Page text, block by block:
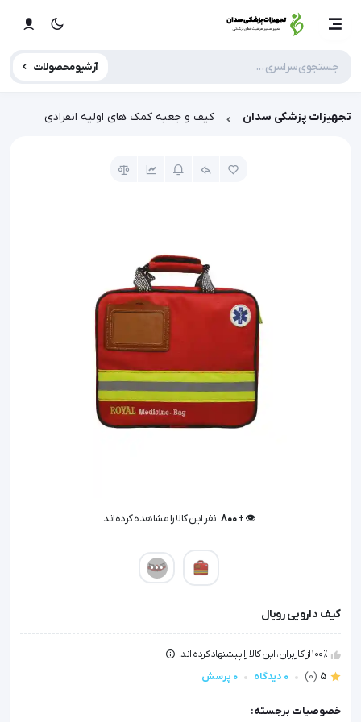
آرشیو محصولات
تجهیزات پزشکی سدان کیف و جعبه کمک های اولیه انفرادی
👁️ +
800 نفر این کالا را مشاهده کرده‌اند
کیف دارویی رویال
100٪ از کاربران، این کالا را پیشنهاد کرده اند.
5
(0) 0 دیدگاه 0 پرسش
خصوصیات برجسته: